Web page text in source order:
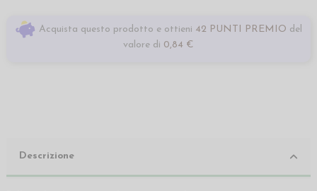
Acquista questo prodotto e ottieni 42 PUNTI PREMIO del
valore di 0,84 €
Descrizione